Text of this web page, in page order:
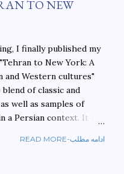
TO NEW
I finally published my
to New York: A
and Western cultures"
of classic and
well as samples of
a Persian context. It is
a bridge between
READ MORE-ادامه مطلب